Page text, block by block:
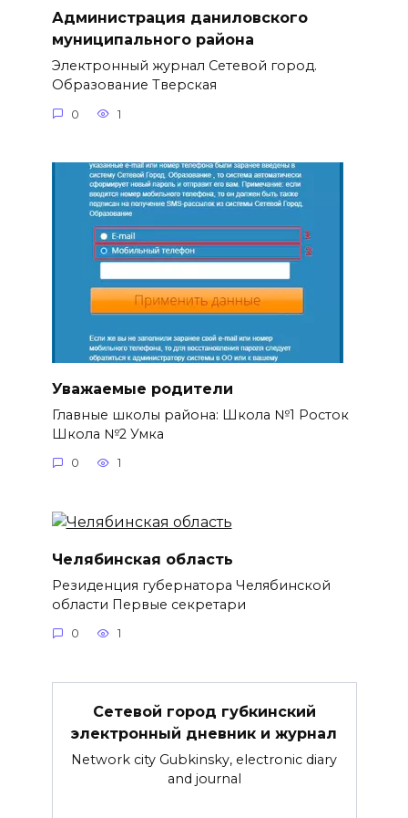
Администрация даниловского
муниципального района
Электронный журнал Сетевой город.
Образование Тверская
0 1
Уважаемые родители
Главные школы района: Школа №1 Росток
Школа №2 Умка
0 1
Челябинская область
Резиденция губернатора Челябинской
области Первые секретари
0 1
Сетевой город губкинский
электронный дневник и журнал
Network city Gubkinsky, electronic diary
and journal